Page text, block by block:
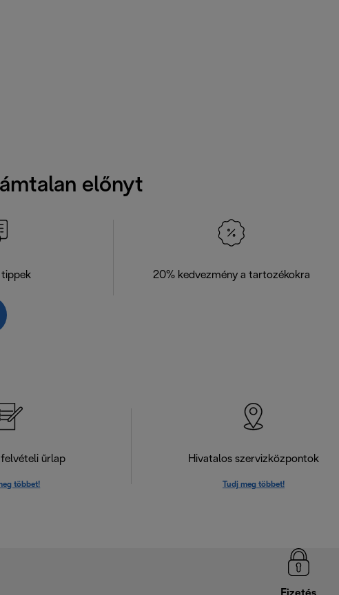
előnyt
tippek 20% kedvezmény a tartozékokra
űrlap
többet!
Hivatalos szervizközpontok
Tudj meg többet!